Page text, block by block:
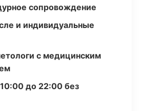
сопровождение
и индивидуальные
с медицинским
до 22:00 без